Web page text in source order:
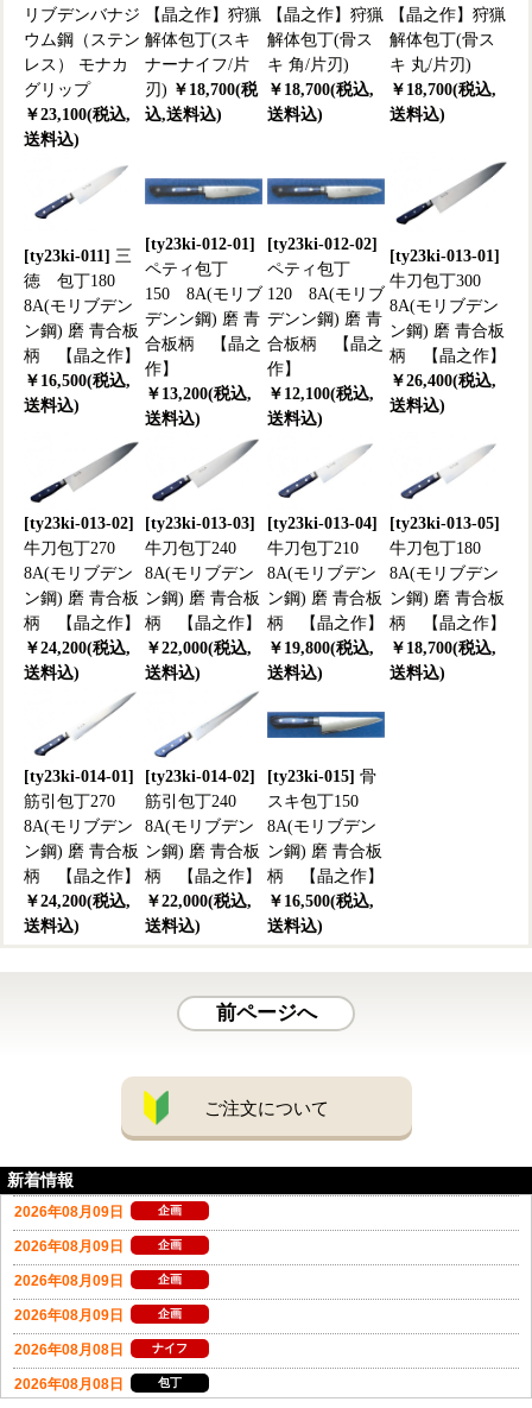
リブデンバナジ
ウム鋼（ステン
レス） モナカ
グリップ
￥23,100(税込,
送料込)
【晶之作】狩猟
解体包丁(スキ
ナーナイフ/片
刃) ￥18,700(税
込,送料込)
【晶之作】狩猟
解体包丁(骨ス
キ 角/片刃)
￥18,700(税込,
送料込)
【晶之作】狩猟
解体包丁(骨ス
キ 丸/片刃)
￥18,700(税込,
送料込)
[ty23ki-011] 三
徳 包丁180
8A(モリブデン
ン鋼) 磨 青合板
柄 【晶之作】
￥16,500(税込,
送料込)
[ty23ki-012-01]
ペティ包丁
150 8A(モリブ
デンン鋼) 磨 青
合板柄 【晶之
作】
￥13,200(税込,
送料込)
[ty23ki-012-02]
ペティ包丁
120 8A(モリブ
デンン鋼) 磨 青
合板柄 【晶之
作】
￥12,100(税込,
送料込)
[ty23ki-013-01]
牛刀包丁300
8A(モリブデン
ン鋼) 磨 青合板
柄 【晶之作】
￥26,400(税込,
送料込)
[ty23ki-013-02]
牛刀包丁270
8A(モリブデン
ン鋼) 磨 青合板
柄 【晶之作】
￥24,200(税込,
送料込)
[ty23ki-013-03]
牛刀包丁240
8A(モリブデン
ン鋼) 磨 青合板
柄 【晶之作】
￥22,000(税込,
送料込)
[ty23ki-013-04]
牛刀包丁210
8A(モリブデン
ン鋼) 磨 青合板
柄 【晶之作】
￥19,800(税込,
送料込)
[ty23ki-013-05]
牛刀包丁180
8A(モリブデン
ン鋼) 磨 青合板
柄 【晶之作】
￥18,700(税込,
送料込)
[ty23ki-014-01]
筋引包丁270
8A(モリブデン
ン鋼) 磨 青合板
柄 【晶之作】
￥24,200(税込,
送料込)
[ty23ki-014-02]
筋引包丁240
8A(モリブデン
ン鋼) 磨 青合板
柄 【晶之作】
￥22,000(税込,
送料込)
[ty23ki-015] 骨
スキ包丁150
8A(モリブデン
ン鋼) 磨 青合板
柄 【晶之作】
￥16,500(税込,
送料込)
前ページへ
ご注文について
新着情報